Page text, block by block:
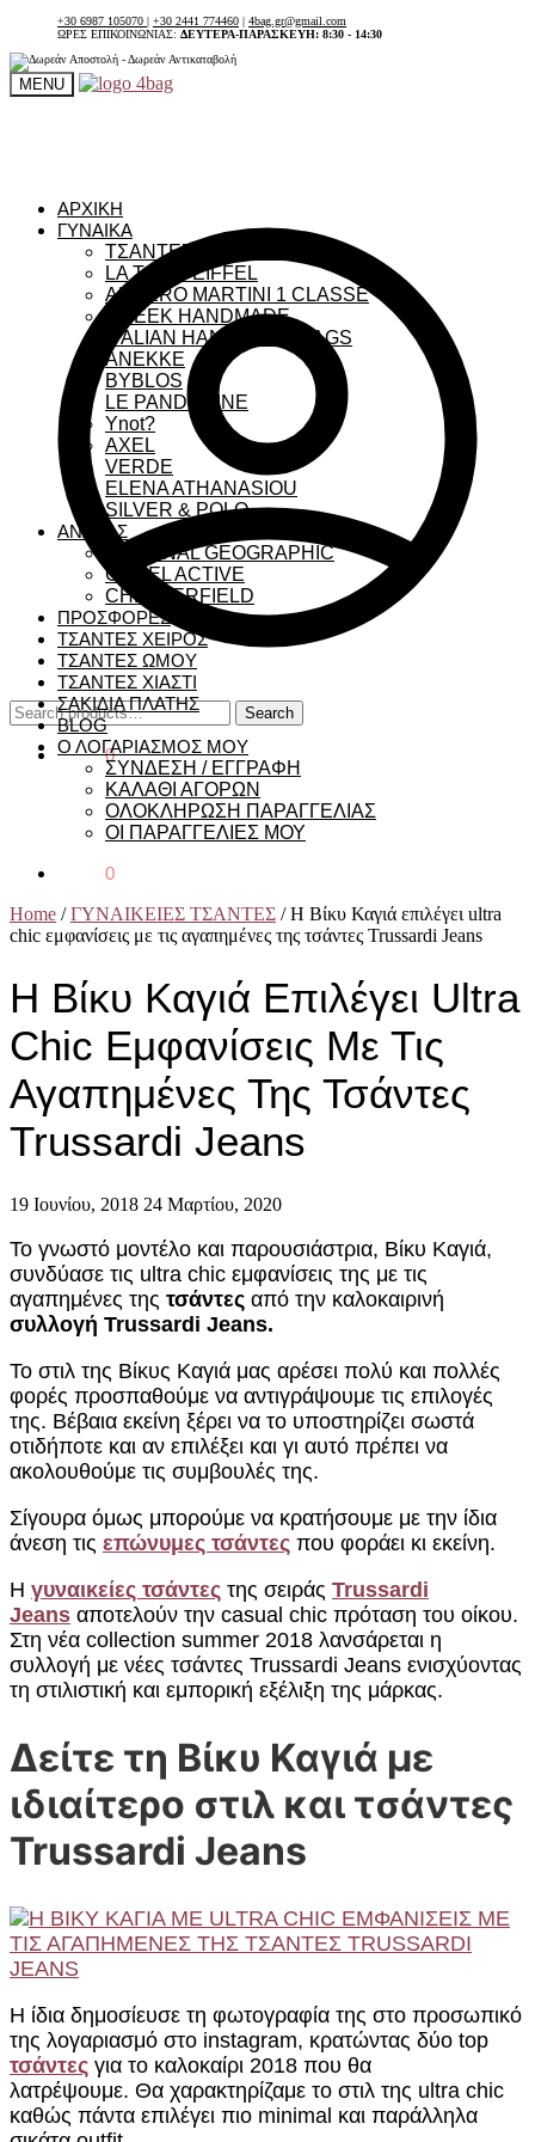
+30 6987 105070 | +30 2441 774460 | 4bag.gr@gmail.com
ΩΡΕΣ ΕΠΙΚΟΙΝΩΝΙΑΣ: ΔΕΥΤΕΡΑ-ΠΑΡΑΣΚΕΥΗ: 8:30 - 14:30
MENU
Search
for:
Search
€0,00 0
ΑΡΧΙΚΗ
ΓΥΝΑΙΚΑ
ΤΣΑΝΤΕΣ ΓΥΝΑΙΚΕΙΕΣ
LA TOUR EIFFEL
ALVIERO MARTINI 1 CLASSE
GREEK HANDMADE
ITALIAN HANDMADE BAGS
ANEKKE
BYBLOS
LE PANDORINE
Ynot?
AXEL
VERDE
ELENA ATHANASIOU
SILVER & POLO
ΑΝΔΡΑΣ
NATIONAL GEOGRAPHIC
CAMEL ACTIVE
CHESTERFIELD
ΠΡΟΣΦΟΡΕΣ
ΤΣΑΝΤΕΣ ΧΕΙΡΟΣ
ΤΣΑΝΤΕΣ ΩΜΟΥ
ΤΣΑΝΤΕΣ ΧΙΑΣΤΙ
ΣΑΚΙΔΙΑ ΠΛΑΤΗΣ
BLOG
Ο ΛΟΓΑΡΙΑΣΜΟΣ ΜΟΥ
ΣΥΝΔΕΣΗ / ΕΓΓΡΑΦΗ
ΚΑΛΑΘΙ ΑΓΟΡΩΝ
ΟΛΟΚΛΗΡΩΣΗ ΠΑΡΑΓΓΕΛΙΑΣ
ΟΙ ΠΑΡΑΓΓΕΛΙΕΣ ΜΟΥ
0
Home /ΓΥΝΑΙΚΕΙΕΣ ΤΣΑΝΤΕΣ /H Βίκυ Καγιά επιλέγει ultra
chic εμφανίσεις με τις αγαπημένες της τσάντες Trussardi Jeans
H Βίκυ Καγιά Επιλέγει Ultra
Chic Εμφανίσεις Με Τις
Αγαπημένες Της Τσάντες
Trussardi Jeans
19 Ιουνίου, 2018 24 Μαρτίου, 2020
Το γνωστό μοντέλο και παρουσιάστρια, Βίκυ Καγιά,
συνδύασε τις ultra chic εμφανίσεις της με τις
αγαπημένες της τσάντες από την καλοκαιρινή
συλλογή Trussardi Jeans.
Το στιλ της Βίκυς Καγιά μας αρέσει πολύ και πολλές
φορές προσπαθούμε να αντιγράψουμε τις επιλογές
της. Βέβαια εκείνη ξέρει να το υποστηρίζει σωστά
οτιδήποτε και αν επιλέξει και γι αυτό πρέπει να
ακολουθούμε τις συμβουλές της.
Σίγουρα όμως μπορούμε να κρατήσουμε με την ίδια
άνεση τις επώνυμες τσάντες που φοράει κι εκείνη.
Η γυναικείες τσάντες της σειράς Trussardi
Jeans αποτελούν την casual chic πρόταση του οίκου.
Στη νέα collection summer 2018 λανσάρεται η
συλλογή με νέες τσάντες Trussardi Jeans ενισχύοντας
τη στιλιστική και εμπορική εξέλιξη της μάρκας.
Δείτε τη Βίκυ Καγιά με
ιδιαίτερο στιλ και τσάντες
Trussardi Jeans
Η ίδια δημοσίευσε τη φωτογραφία της στο προσωπικό
της λογαριασμό στο instagram, κρατώντας δύο top
τσάντες για το καλοκαίρι 2018 που θα
λατρέψουμε. Θα χαρακτηρίζαμε το στιλ της ultra chic
καθώς πάντα επιλέγει πιο minimal και παράλληλα